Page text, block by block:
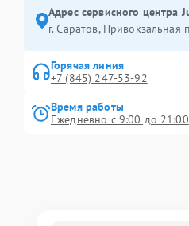
Адрес сервисного центра
г. Саратов, Привокзальная
Горячая линия
+7 (845) 247-53-92
Время работы
Ежедневно с 9:00 до 21:00